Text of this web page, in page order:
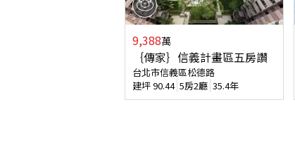
9,388萬
｛傳家｝信義計畫區五房讚
台北市信義區松德路
建坪90.44 5房2廳 35.4年